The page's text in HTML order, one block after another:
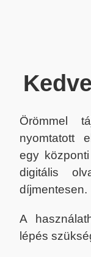
Örömmel
nyomtatott
egy
digitális
díjmentesen.
A
lépés